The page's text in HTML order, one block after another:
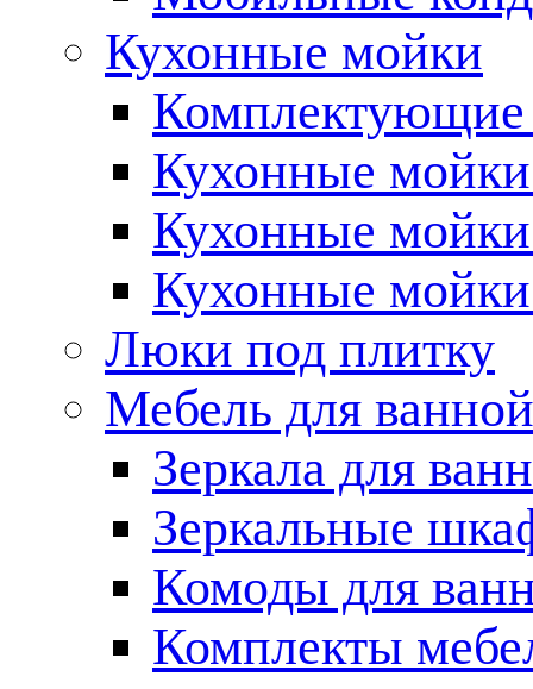
Кухонные мойки
Комплектующие
Кухонные мойки
Кухонные
Кухонные
Люки под плитку
Мебель для
Зеркала для
Зеркальные
Комоды для
Комплекты